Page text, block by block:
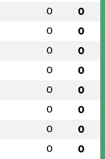
0 0
0 0
0 0
0 0
0 0
0 0
0 0
0 0